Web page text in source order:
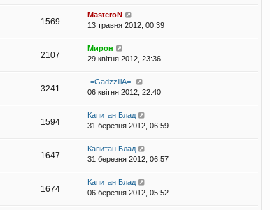
1569
MasteroN
13 травня 2012, 00:39
2107
Мирон
29 квітня 2012, 23:36
3241
-=GadzzillA=-
06 квітня 2012, 22:40
1594
Капитан Блад
31 березня 2012, 06:59
1647
Капитан Блад
31 березня 2012, 06:57
1674
Капитан Блад
06 березня 2012, 05:52